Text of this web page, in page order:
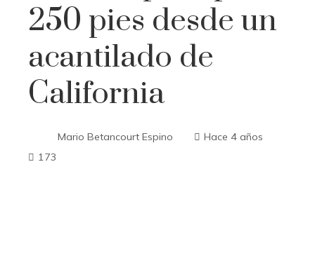
250 pies desde un
acantilado de
California
Mario Betancourt Espino
Hace 4 años
173